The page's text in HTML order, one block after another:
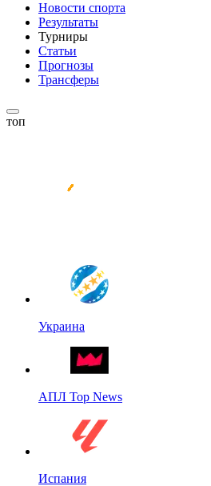
Новости спорта
Результаты
Турниры
Статьи
Прогнозы
Трансферы
топ
Украина
АПЛ Top News
Испания